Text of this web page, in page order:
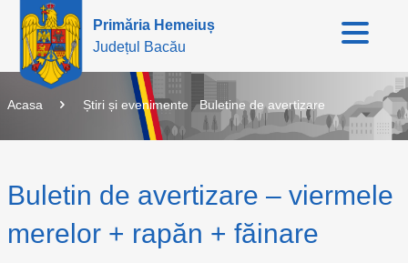
Primăria Hemeiuș
Județul Bacău
Acasa Știri și evenimente Buletine de avertizare
Buletin de avertizare – viermele
merelor + rapăn + făinare